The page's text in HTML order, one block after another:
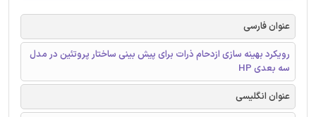
عنوان فارسی
رویکرد بهینه سازی ازدحام ذرات برای پیش بینی ساختار پروتئین در مدل
سه بعدی HP
عنوان انگلیسی